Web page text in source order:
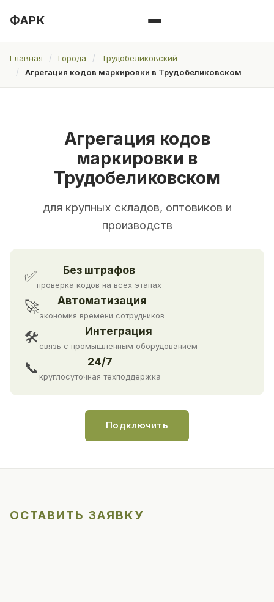
ФАРК
Главная Города
Трудобеликовский
Агрегация кодов маркировки в Трудобеликовском
Агрегация кодов
маркировки в
Трудобеликовском
для крупных складов, оптовиков и
производств
✅ Без штрафов
проверка кодов на всех этапах
🚀 Автоматизация
экономия времени сотрудников
🛠 Интеграция
связь с промышленным оборудованием
📞 24/7
круглосуточная техподдержка
Подключить
ОСТАВИТЬ ЗАЯВКУ